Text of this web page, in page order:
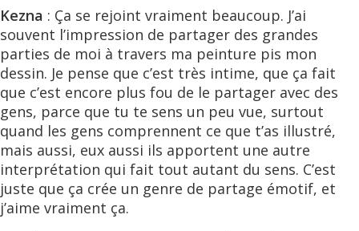
Kezna : Ça se rejoint vraiment beaucoup. J’ai
souvent l’impression de partager des grandes
parties de moi à travers ma peinture pis mon
dessin. Je pense que c’est très intime, que ça fait
que c’est encore plus fou de le partager avec des
gens, parce que tu te sens un peu vue, surtout
quand les gens comprennent ce que t’as illustré,
mais aussi, eux aussi ils apportent une autre
interprétation qui fait tout autant du sens. C’est
juste que ça crée un genre de partage émotif, et
j’aime vraiment ça.